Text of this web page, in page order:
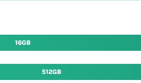
16GB
512GB